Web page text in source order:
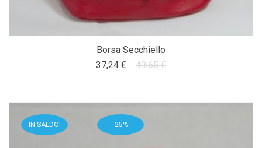
Borsa Secchiello
37,24 €
49,65 €
IN SALDO! -25%